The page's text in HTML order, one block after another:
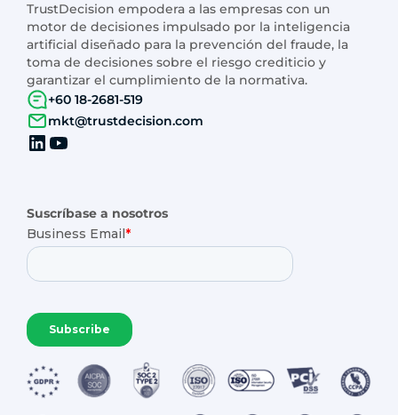
TrustDecision empodera a las empresas con un
motor de decisiones impulsado por la inteligencia
artificial diseñado para la prevención del fraude, la
toma de decisiones sobre el riesgo crediticio y
garantizar el cumplimiento de la normativa.
+60 18-2681-519
mkt@trustdecision.com
Suscríbase a nosotros